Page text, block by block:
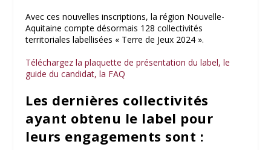
Avec ces nouvelles inscriptions, la région Nouvelle-
Aquitaine compte désormais 128 collectivités
territoriales labellisées « Terre de Jeux 2024 ».
Téléchargez la plaquette de présentation du label, le
guide du candidat, la FAQ
Les dernières collectivités
ayant obtenu le label pour
leurs engagements sont :